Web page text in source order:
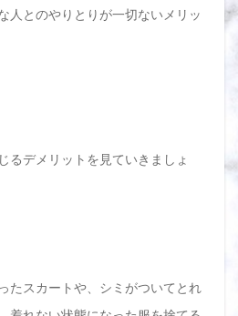
人とのやりとりが一切ないメリッ
るデメリットを見ていきましょ
たスカートや、シミがついてとれ